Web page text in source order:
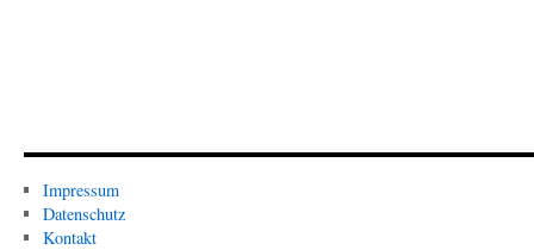
Impressum
Datenschutz
Kontakt